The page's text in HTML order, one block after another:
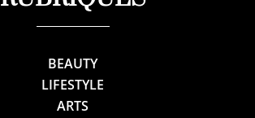
BEAUTY
LIFESTYLE
ARTS